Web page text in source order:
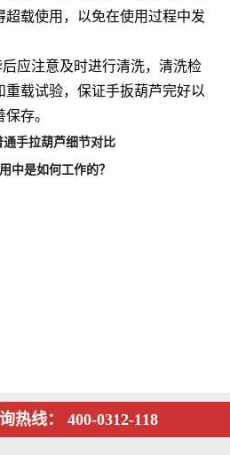
超载使用，以免在使用过程中发
应注意及时进行清洗，清洗检
载试验，保证手扳葫芦完好以
存。
手拉葫芦细节对比
中是如何工作的？
热线： 400-0312-118